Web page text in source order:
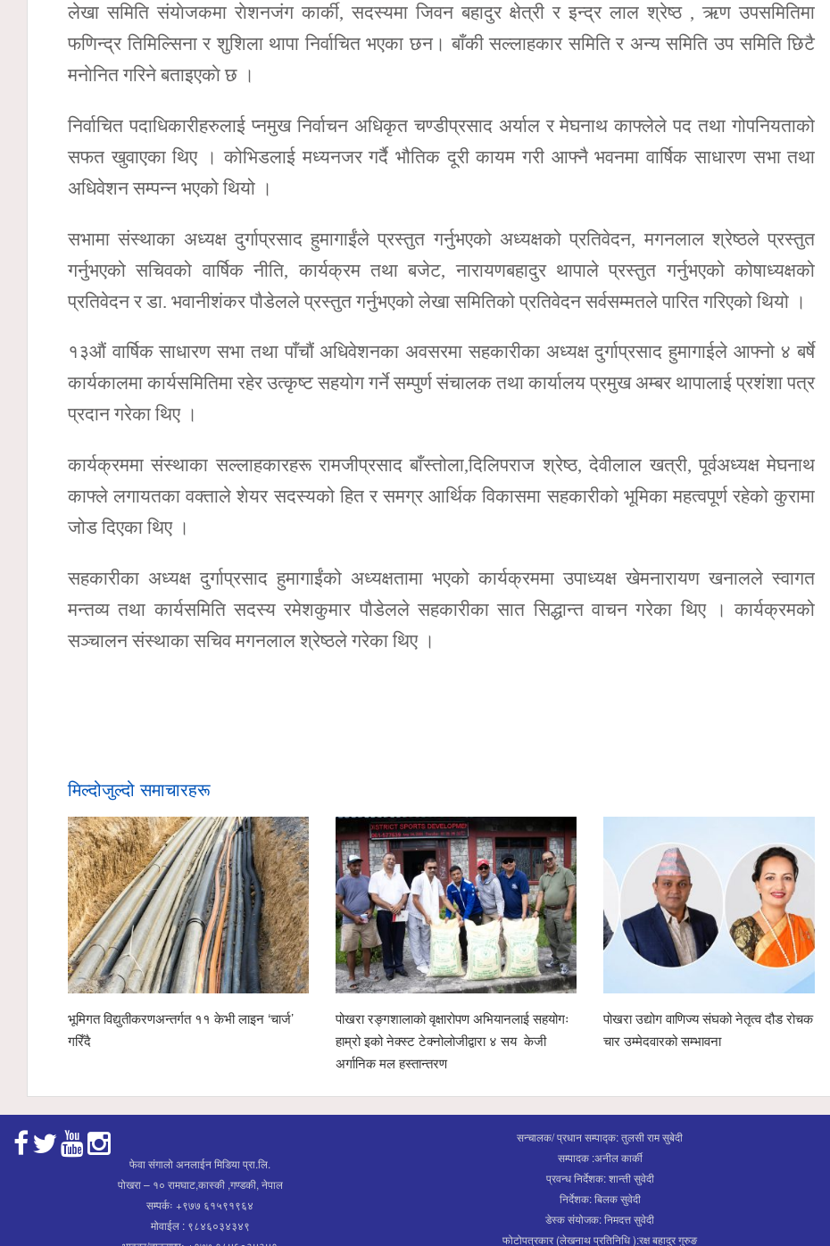
लेखा समिति संयाेजकमा राेशनजंग कार्की, सदस्यमा जिवन बहादुर क्षेत्री र इन्द्र लाल श्रेष्ठ , ऋण उपसमितिमा
फणिन्द्र तिमिल्सिना र शुशिला थापा निर्वाचित भएका छन। बाँकी सल्लाहकार समिति र अन्य समिति उप समिति छिटै
मनाेनित गरिने बताइएकाे छ ।
निर्वाचित पदाधिकारीहरुलाई प्नमुख निर्वाचन अधिकृत चण्डीप्रसाद अर्याल र मेघनाथ काफ्लेले पद तथा गोपनियताको
सफत खुवाएका थिए । कोभिडलाई मध्यनजर गर्दै भौतिक दूरी कायम गरी आफ्नै भवनमा वार्षिक साधारण सभा तथा
अधिवेशन सम्पन्न भएको थियो ।
सभामा संस्थाका अध्यक्ष दुर्गाप्रसाद हुमागाईंले प्रस्तुत गर्नुभएको अध्यक्षको प्रतिवेदन, मगनलाल श्रेष्ठले प्रस्तुत
गर्नुभएको सचिवको वार्षिक नीति, कार्यक्रम तथा बजेट, नारायणबहादुर थापाले प्रस्तुत गर्नुभएको कोषाध्यक्षको
प्रतिवेदन र डा. भवानीशंकर पौडेलले प्रस्तुत गर्नुभएको लेखा समितिको प्रतिवेदन सर्वसम्मतले पारित गरिएको थियो ।
१३औं वार्षिक साधारण सभा तथा पाँचौं अधिवेशनका अवसरमा सहकारीका अध्यक्ष दुर्गाप्रसाद हुमागाईले आफ्नो ४ बर्षे
कार्यकालमा कार्यसमितिमा रहेर उत्कृष्ट सहयोग गर्ने सम्पुर्ण संचालक तथा कार्यालय प्रमुख अम्बर थापालाई प्रशंशा पत्र
प्रदान गरेका थिए ।
कार्यक्रममा संस्थाका सल्लाहकारहरू रामजीप्रसाद बाँस्तोला,दिलिपराज श्रेष्ठ, देवीलाल खत्री, पूर्वअध्यक्ष मेघनाथ
काफ्ले लगायतका वक्ताले शेयर सदस्यको हित र समग्र आर्थिक विकासमा सहकारीको भूमिका महत्वपूर्ण रहेको कुरामा
जोड दिएका थिए ।
सहकारीका अध्यक्ष दुर्गाप्रसाद हुमागाईंको अध्यक्षतामा भएको कार्यक्रममा उपाध्यक्ष खेमनारायण खनालले स्वागत
मन्तव्य तथा कार्यसमिति सदस्य रमेशकुमार पौडेलले सहकारीका सात सिद्धान्त वाचन गरेका थिए । कार्यक्रमको
सञ्चालन संस्थाका सचिव मगनलाल श्रेष्ठले गरेका थिए ।
मिल्दोजुल्दो समाचारहरू
भूमिगत विद्युतीकरणअन्तर्गत ११ केभी लाइन ‘चार्ज’
गरिँदै
पोखरा रङ्गशालाको वृक्षारोपण अभियानलाई सहयोगः
हाम्रो इको नेक्स्ट टेक्नोलोजीद्वारा ४ सय केजी
अर्गानिक मल हस्तान्तरण
पोखरा उद्योग वाणिज्य संघको नेतृत्व दौड रोचक बन्दै,
चार उम्मेदवारको सम्भावना
फेवा संगालो अनलाईन मिडिया प्रा.लि.
पोखरा – १० रामघाट,कास्की ,गण्डकी, नेपाल
सम्पर्कः +९७७ ६१५९१९६४
मोवाईल : ९८४६०३४३४९
सन्चालक/ प्रधान सम्पाद्क: तुलसी राम सुबेदी
सम्पादक :अनील कार्की
प्रवन्ध निर्देशक: शान्ती सुवेदी
निर्देशक: बिलक सुवेदी
डेस्क संयोजक: निमदत्त सुवेदी
फोटोपत्रकार (लेखनाथ प्रतिनिधि ):रक्ष बहादुर गुरुङ